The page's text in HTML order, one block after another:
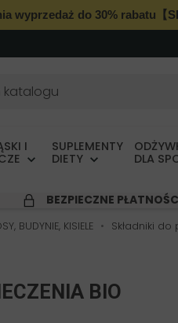
wyprzedaż do 30% rabatu【
I SUPLEMENTY
DIETY DLA
BEZPIECZNE
BUDYNIE, KISIELE Składniki
BIO